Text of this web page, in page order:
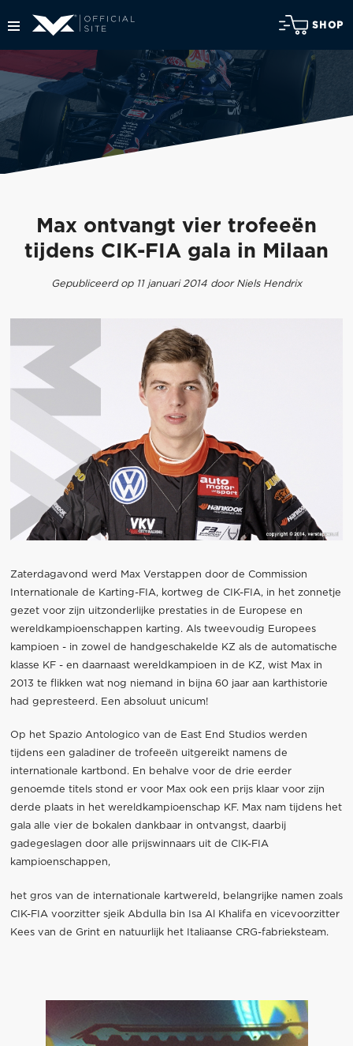
SHOP
Max ontvangt vier trofeeën
tijdens CIK-FIA gala in Milaan
Gepubliceerd op 11 januari 2014 door Niels Hendrix
Zaterdagavond werd Max Verstappen door de Commission
Internationale de Karting-FIA, kortweg de CIK-FIA, in het zonnetje
gezet voor zijn uitzonderlijke prestaties in de Europese en
wereldkampioenschappen karting. Als tweevoudig Europees
kampioen - in zowel de handgeschakelde KZ als de automatische
klasse KF - en daarnaast wereldkampioen in de KZ, wist Max in
2013 te flikken wat nog niemand in bijna 60 jaar aan karthistorie
had gepresteerd. Een absoluut unicum!
Op het Spazio Antologico van de East End Studios werden
tijdens een galadiner de trofeeën uitgereikt namens de
internationale kartbond. En behalve voor de drie eerder
genoemde titels stond er voor Max ook een prijs klaar voor zijn
derde plaats in het wereldkampioenschap KF. Max nam tijdens het
gala alle vier de bokalen dankbaar in ontvangst, daarbij
gadegeslagen door alle prijswinnaars uit de CIK-FIA
kampioenschappen,
het gros van de internationale kartwereld, belangrijke namen zoals
CIK-FIA voorzitter sjeik Abdulla bin Isa Al Khalifa en vicevoorzitter
Kees van de Grint en natuurlijk het Italiaanse CRG-fabrieksteam.